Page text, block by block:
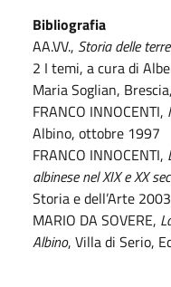
Bibliografia
AA.VV., Storia delle
2 I temi, a cura di
Maria Soglian,
FRANCO INNOCENTI,
Albino, ottobre 1997
FRANCO INNOCENTI,
albinese nel XIX e XX
Storia e dell’Arte 2003
MARIO DA SOVERE,
Albino, Villa di Serio,